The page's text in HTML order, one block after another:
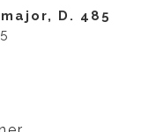
D. 485